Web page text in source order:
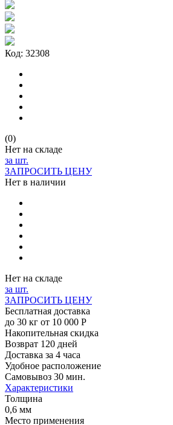
Код: 32308
(0)
Нет на складе
за шт.
ЗАПРОСИТЬ ЦЕНУ
Нет в наличии
Нет на складе
за шт.
ЗАПРОСИТЬ ЦЕНУ
Бесплатная доставка
до 30 кг от 10 000 Р
Накопительная скидка
Возврат 120 дней
Доставка за 4 часа
Удобное расположение
Самовывоз 30 мин.
Характеристики
Толщина
0,6 мм
Место применения